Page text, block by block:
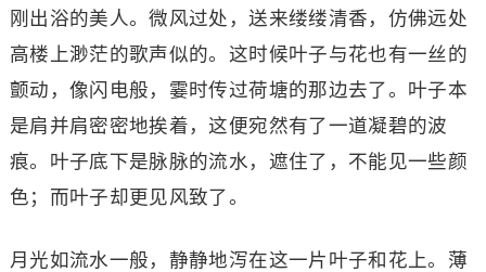
刚出浴的美人。微风过处，送来缕缕清香，仿佛远处
高楼上渺茫的歌声似的。这时候叶子与花也有一丝的
颤动，像闪电般，霎时传过荷塘的那边去了。叶子本
是肩并肩密密地挨着，这便宛然有了一道凝碧的波
痕。叶子底下是脉脉的流水，遮住了，不能见一些颜
色；而叶子却更见风致了。
月光如流水一般，静静地泻在这一片叶子和花上。薄